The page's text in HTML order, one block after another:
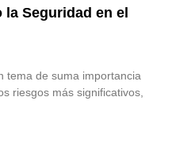
la Seguridad en el
tema de suma importancia
riesgos más significativos,